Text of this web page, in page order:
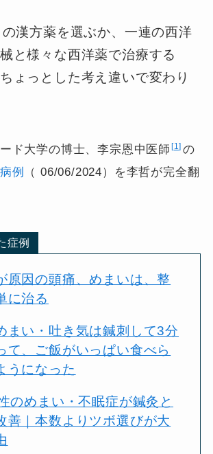
漢方薬を選ぶか、一連の西洋
と様々な西洋薬で治療する
ょっとした考え違いで変わり
ド大学の博士、李宗恩中医師 1 の
例
（ 06/06/2024）を李哲が完全翻
症例
原因の頭痛、めまいは、整
に治る
まい・吐き気は鍼刺して3分
て、ご飯がいっぱい食べら
うになった
のめまい・不眠症が鍼灸と
善｜本数よりツボ選びが大